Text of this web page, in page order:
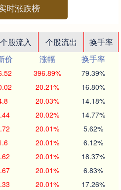
时涨跌榜
个股流入 个股流出
换手率
价 涨幅
换手率
396.89% 79.39%
20.21% 16.80%
20.03% 14.18%
20.02% 14.77%
20.01% 5.62%
20.01% 6.12%
20.01% 18.37%
20.01% 6.83%
20.01% 17.26%